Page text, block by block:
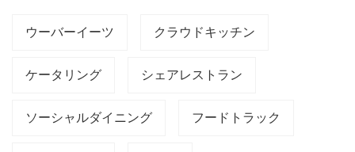
ウーバーイーツ クラウドキッチン
ケータリング シェアレストラン
ソーシャルダイニング フードトラック